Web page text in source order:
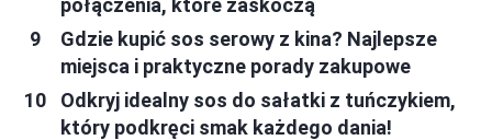
Gdzie kupić sos serowy z kina? Najlepsze
miejsca i praktyczne porady zakupowe
Odkryj idealny sos do sałatki z tuńczykiem,
który podkręci smak każdego dania!